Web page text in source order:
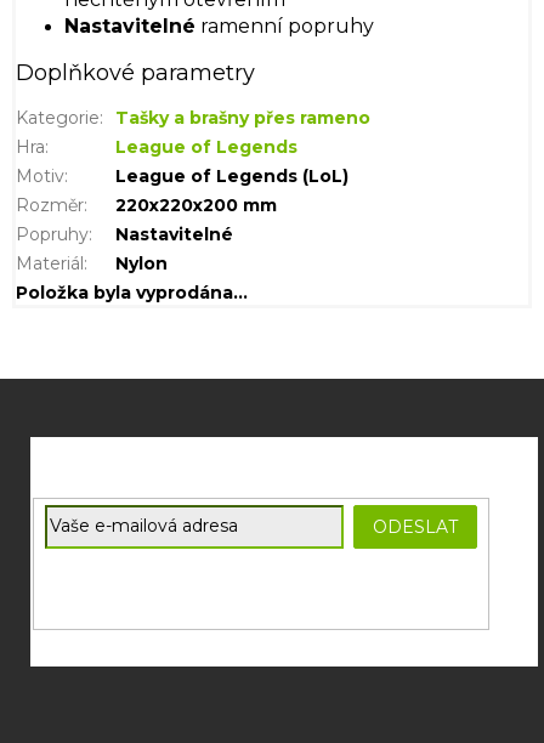
Nastavitelné ramenní popruhy
Doplňkové parametry
Kategorie:
Tašky a brašny přes rameno
Hra:
League of Legends
Motiv:
League of Legends (LoL)
Rozměr:
220x220x200 mm
Popruhy:
Nastavitelné
Materiál:
Nylon
Položka byla vyprodána…
E-mail
ODESLAT